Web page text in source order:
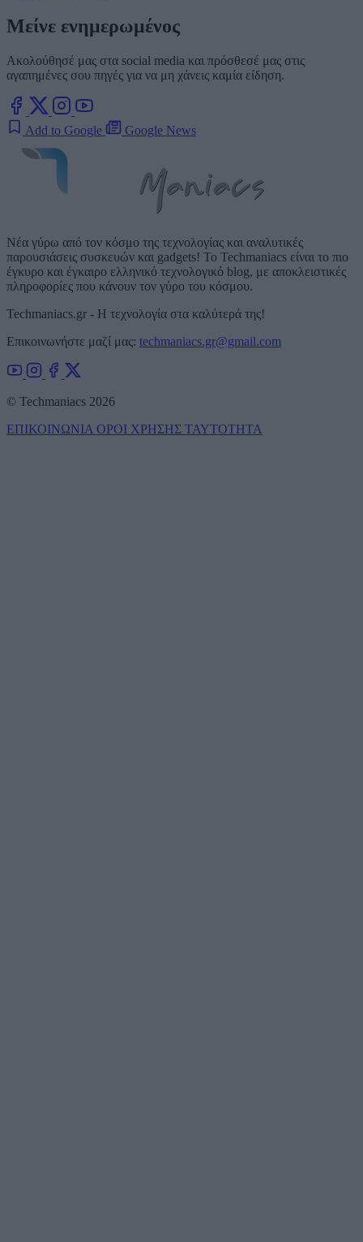
Μείνε ενημερωμένος
Ακολούθησέ μας στα social media και πρόσθεσέ μας στις
αγαπημένες σου πηγές για να μη χάνεις καμία είδηση.
Add to Google Google News
Νέα γύρω από τον κόσμο της τεχνολογίας και αναλυτικές
παρουσιάσεις συσκευών και gadgets! Το Techmaniacs είναι το πιο
έγκυρο και έγκαιρο ελληνικό τεχνολογικό blog, με αποκλειστικές
πληροφορίες που κάνουν τον γύρο του κόσμου.
Techmaniacs.gr - Η τεχνολογία στα καλύτερά της!
Επικοινωνήστε μαζί μας: techmaniacs.gr@gmail.com
© Techmaniacs 2026
ΕΠΙΚΟΙΝΩΝΙΑ ΟΡΟΙ ΧΡΗΣΗΣ ΤΑΥΤΟΤΗΤΑ